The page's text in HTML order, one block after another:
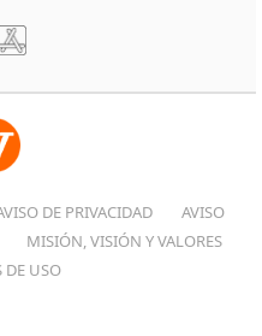
DE PRIVACIDAD
AVISO
MISIÓN, VISIÓN Y VALORES
DE USO